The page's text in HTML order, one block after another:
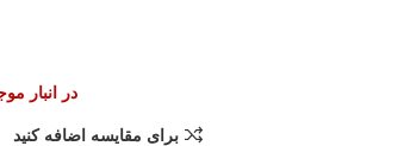
در انبار
برای مقایسه اضافه کنید